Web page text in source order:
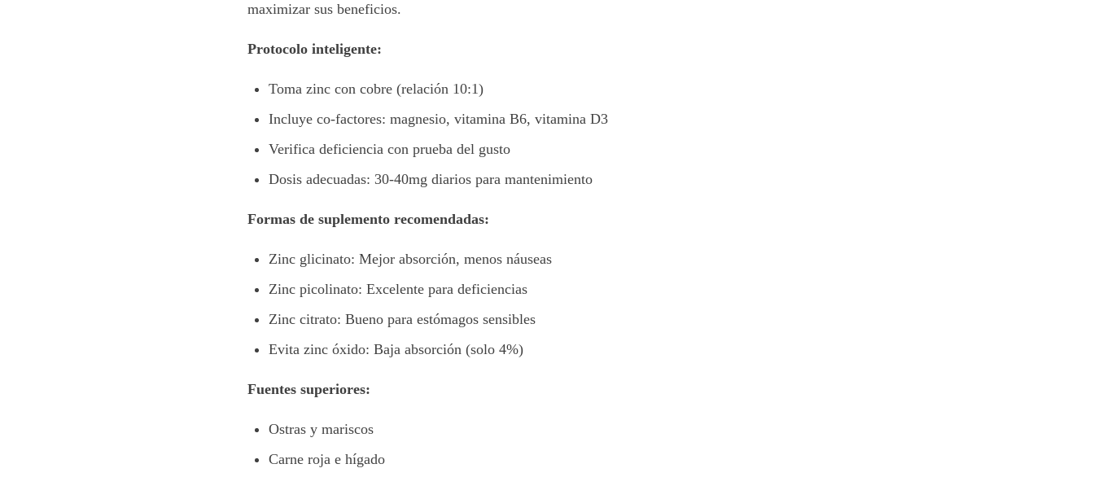
maximizar sus beneficios.
Protocolo inteligente:
Toma zinc con cobre (relación 10:1)
Incluye co-factores: magnesio, vitamina B6, vitamina D3
Verifica deficiencia con prueba del gusto
Dosis adecuadas: 30-40mg diarios para mantenimiento
Formas de suplemento recomendadas:
Zinc glicinato: Mejor absorción, menos náuseas
Zinc picolinato: Excelente para deficiencias
Zinc citrato: Bueno para estómagos sensibles
Evita zinc óxido: Baja absorción (solo 4%)
Fuentes superiores:
Ostras y mariscos
Carne roja e hígado